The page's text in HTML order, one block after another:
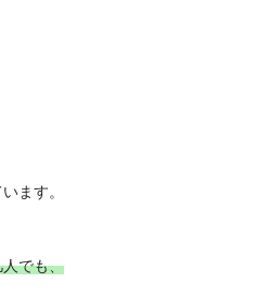
ます。
でも、